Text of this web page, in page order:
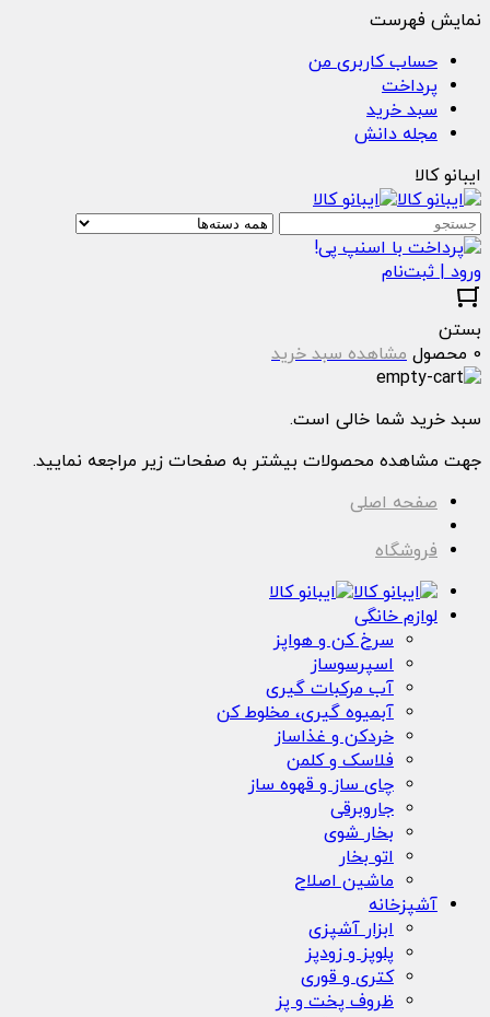
نمایش فهرست
حساب کاربری من
پرداخت
سبد خرید
مجله دانش
ایبانو کالا
ورود | ثبت‌نام
بستن
0 محصول
مشاهده سبد خرید
سبد خرید شما خالی است.
جهت مشاهده محصولات بیشتر به صفحات زیر مراجعه نمایید.
صفحه اصلی
فروشگاه
لوازم خانگی
سرخ کن و هواپز
اسپرسوساز
آب مرکبات گیری
آبمیوه گیری، مخلوط کن
خردکن و غذاساز
فلاسک و کلمن
چای ساز و قهوه ساز
جاروبرقی
بخار شوی
اتو بخار
ماشین اصلاح
آشپزخانه
ابزار آشپزی
پلوپز و زودپز
کتری و قوری
ظروف پخت و پز